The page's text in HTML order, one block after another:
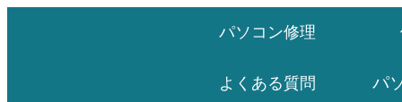
パソコン修理
よくある質問 パ